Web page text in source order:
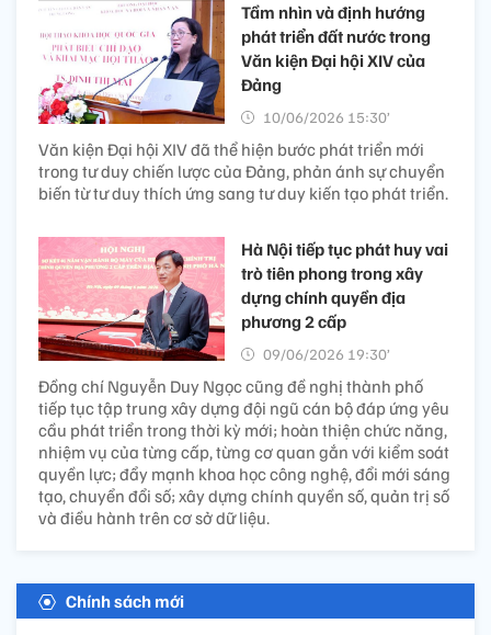
Tầm nhìn và định hướng
phát triển đất nước trong
Văn kiện Đại hội XIV của
Đảng
10/06/2026 15:30’
Văn kiện Đại hội XIV đã thể hiện bước phát triển mới
trong tư duy chiến lược của Đảng, phản ánh sự chuyển
biến từ tư duy thích ứng sang tư duy kiến tạo phát triển.
Hà Nội tiếp tục phát huy vai
trò tiên phong trong xây
dựng chính quyền địa
phương 2 cấp
09/06/2026 19:30’
Đồng chí Nguyễn Duy Ngọc cũng đề nghị thành phố
tiếp tục tập trung xây dựng đội ngũ cán bộ đáp ứng yêu
cầu phát triển trong thời kỳ mới; hoàn thiện chức năng,
nhiệm vụ của từng cấp, từng cơ quan gắn với kiểm soát
quyền lực; đẩy mạnh khoa học công nghệ, đổi mới sáng
tạo, chuyển đổi số; xây dựng chính quyền số, quản trị số
và điều hành trên cơ sở dữ liệu.
Chính sách mới